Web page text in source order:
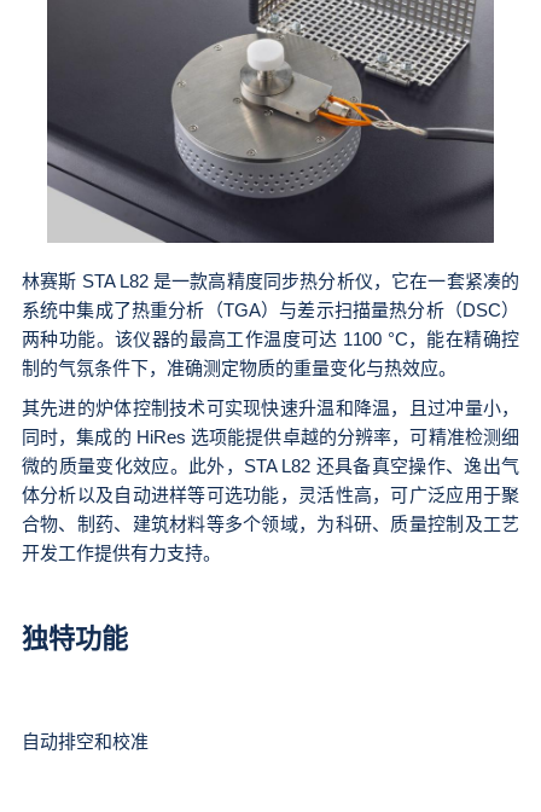
林赛斯 STA L82 是一款高精度同步热分析仪，它在一套紧凑的
系统中集成了热重分析（TGA）与差示扫描量热分析（DSC）
两种功能。该仪器的最高工作温度可达 1100 °C，能在精确控
制的气氛条件下，准确测定物质的重量变化与热效应。
其先进的炉体控制技术可实现快速升温和降温，且过冲量小，
同时，集成的 HiRes 选项能提供卓越的分辨率，可精准检测细
微的质量变化效应。此外，STA L82 还具备真空操作、逸出气
体分析以及自动进样等可选功能，灵活性高，可广泛应用于聚
合物、制药、建筑材料等多个领域，为科研、质量控制及工艺
开发工作提供有力支持。
独特功能
自动排空和校准